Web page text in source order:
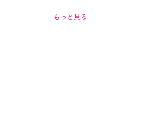
もっと見る